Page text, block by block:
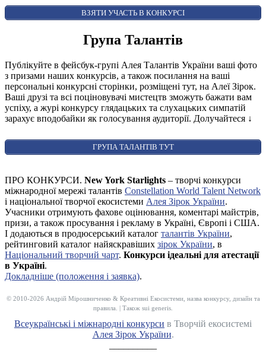
AUDIENCE AWARD
ВЗЯТИ УЧАСТЬ В КОНКУРСІ
Група Талантів
Публікуйте в фейсбук-групі Алея Талантів України ваші фото
з призами наших конкурсів, а також посилання на ваші
персональні конкурсні сторінки, розміщені тут, на Алеї Зірок.
Ваші друзі та всі поціновувачі мистецтв зможуть бажати вам
успіху, а журі конкурсу глядацьких та слухацьких симпатій
зарахує вподобайки як голосування аудиторії. Долучайтеся ↓
ГРУПА ТАЛАНТІВ ТУТ
ПРО КОНКУРСИ. New York Starlights – творчі конкурси
міжнародної мережі талантів Constellation World Talent Network
і національної творчої екосистеми Алея Зірок України.
Учасники отримують фахове оцінювання, коментарі майстрів,
призи, а також просування і рекламу в Україні, Європі і США.
І додаються в продюсерський каталог талантів України,
рейтинговий каталог найяскравіших зірок України, в
Національний творчий чарт. Конкурси ідеальні для атестації
в Україні.
Докладніше (положення і заявка).
© 2010-2026 Андрій Мірошниченко & Креативні Екосистеми, назва конкурсу, дизайн та
правила. | Також sui generis.
Всеукраїнські і міжнародні конкурси в Творчій екосистемі
Алея Зірок України.